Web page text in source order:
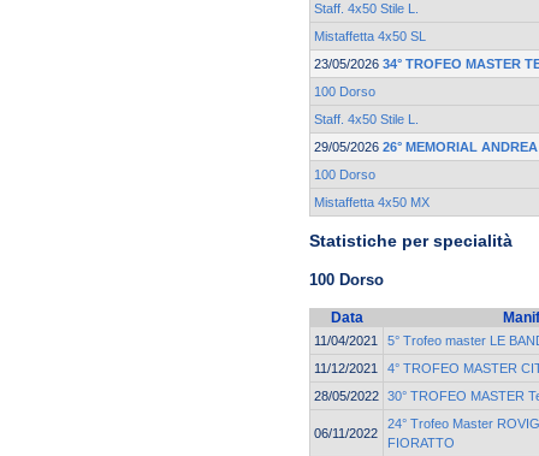
Staff. 4x50 Stile L.
Mistaffetta 4x50 SL
23/05/2026 34° TROFEO MASTER
100 Dorso
Staff. 4x50 Stile L.
29/05/2026 26° MEMORIAL
100 Dorso
Mistaffetta 4x50 MX
Statistiche per specialità
100 Dorso
Data
11/04/2021
5° Trofeo master LE
11/12/2021
4° TROFEO MASTER
28/05/2022 30° TROFEO MASTER
06/11/2022
24° Trofeo Master
FIORATTO